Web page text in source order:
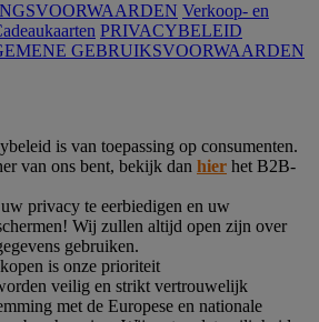
Verkoop- en
PRIVACYBELEID
GEBRUIKSVOORWAARDEN
is van toepassing op consumenten.
van ons bent, bekijk dan hier het B2B-
privacy te eerbiedigen en uw
Wij zullen altijd open zijn over
gebruiken.
is onze prioriteit
veilig en strikt vertrouwelijk
met de Europese en nationale